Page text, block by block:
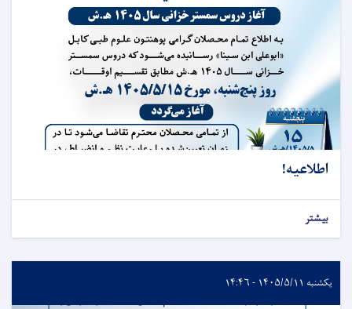
اطلاعیه!
بیشتر
یکشنبه ۱۴۰۵/۵/۱۱ - ۱۴:۴۶